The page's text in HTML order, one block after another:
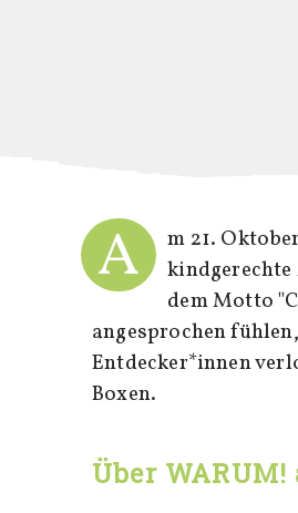
A m 21.
kindgerechte
dem Motto
angesprochen
Entdecker*innen
Boxen.
Über